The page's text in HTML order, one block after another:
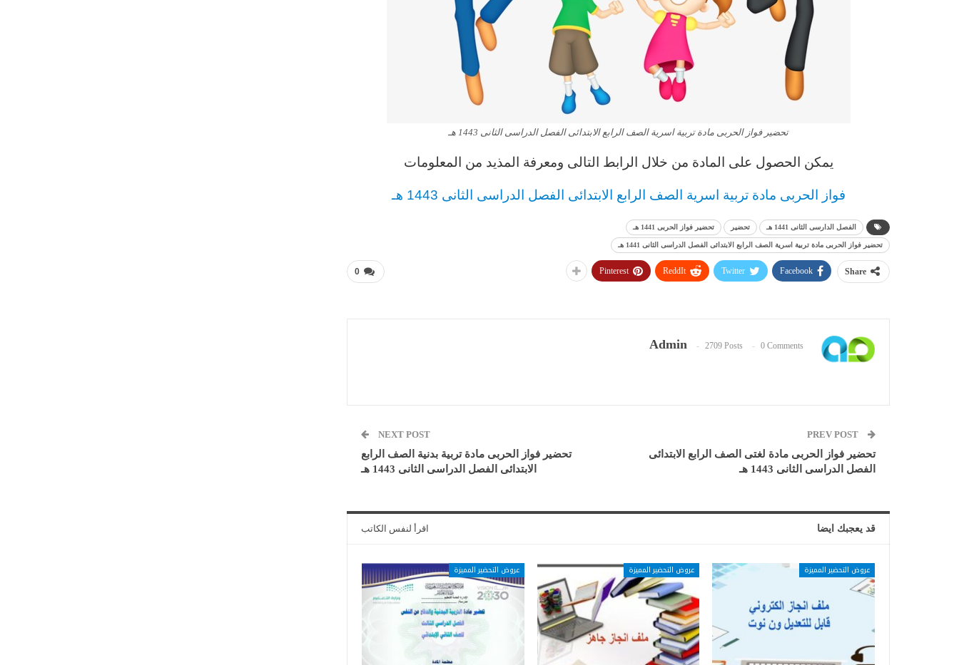
تحضير فواز الحربى مادة تربية اسرية الصف الرابع الابتدائى الفصل الدراسى الثانى 1443 هـ
يمكن الحصول على المادة من خلال الرابط التالى ومعرفة المذيد من المعلومات
فواز الحربى مادة تربية اسرية الصف الرابع الابتدائى الفصل الدراسى الثانى 1443 هـ
الفصل الدارسى الثانى 1441 هـ تحضير تحضير فواز الحربى 1441 هـ
تحضير فواز الحربى مادة تربية اسرية الصف الرابع الابتدائى الفصل الدراسى الثانى 1441 هـ
0 Share
Facebook
Twitter
ReddIt
Pinterest
Admin 2709 Posts 0 Comments
تحضير فواز الحربى مادة لغتى الصف الرابع الابتدائى
الفصل الدراسى الثانى 1443 هـ
NEXT POST
تحضير فواز الحربى مادة تربية بدنية الصف الرابع
الابتدائى الفصل الدراسى الثانى 1443 هـ
قد يعجبك ايضا اقرأ لنفس الكاتب
عروض التحضير المميزة عروض التحضير المميزة عروض التحضير المميزة